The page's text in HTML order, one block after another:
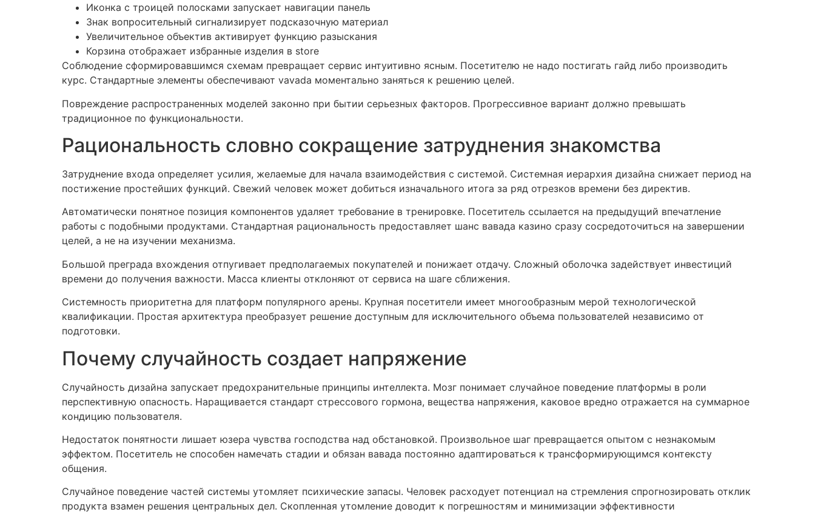
Иконка с троицей полосками запускает навигации панель
Знак вопросительный сигнализирует подсказочную материал
Увеличительное объектив активирует функцию разыскания
Корзина отображает избранные изделия в store
Соблюдение сформировавшимся схемам превращает сервис интуитивно ясным. Посетителю не надо постигать гайд либо производить
курс. Стандартные элементы обеспечивают vavada моментально заняться к решению целей.
Повреждение распространенных моделей законно при бытии серьезных факторов. Прогрессивное вариант должно превышать
традиционное по функциональности.
Рациональность словно сокращение затруднения знакомства
Затруднение входа определяет усилия, желаемые для начала взаимодействия с системой. Системная иерархия дизайна снижает период на
постижение простейших функций. Свежий человек может добиться изначального итога за ряд отрезков времени без директив.
Автоматически понятное позиция компонентов удаляет требование в тренировке. Посетитель ссылается на предыдущий впечатление
работы с подобными продуктами. Стандартная рациональность предоставляет шанс вавада казино сразу сосредоточиться на завершении
целей, а не на изучении механизма.
Большой преграда вхождения отпугивает предполагаемых покупателей и понижает отдачу. Сложный оболочка задействует инвестиций
времени до получения важности. Масса клиенты отклоняют от сервиса на шаге сближения.
Системность приоритетна для платформ популярного арены. Крупная посетители имеет многообразным мерой технологической
квалификации. Простая архитектура преобразует решение доступным для исключительного объема пользователей независимо от
подготовки.
Почему случайность создает напряжение
Случайность дизайна запускает предохранительные принципы интеллекта. Мозг понимает случайное поведение платформы в роли
перспективную опасность. Наращивается стандарт стрессового гормона, вещества напряжения, каковое вредно отражается на суммарное
кондицию пользователя.
Недостаток понятности лишает юзера чувства господства над обстановкой. Произвольное шаг превращается опытом с незнакомым
эффектом. Посетитель не способен намечать стадии и обязан вавада постоянно адаптироваться к трансформирующимся контексту
общения.
Случайное поведение частей системы утомляет психические запасы. Человек расходует потенциал на стремления спрогнозировать отклик
продукта взамен решения центральных дел. Скопленная утомление доводит к погрешностям и минимизации эффективности